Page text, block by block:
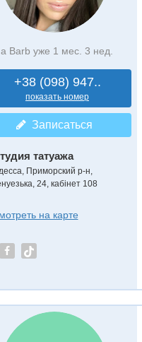
Barb уже 1 мес. 3 нед.
+38 (098) 947..
показать номер
Записаться
татуажа
Приморский р-н,
24, кабінет 108
на карте